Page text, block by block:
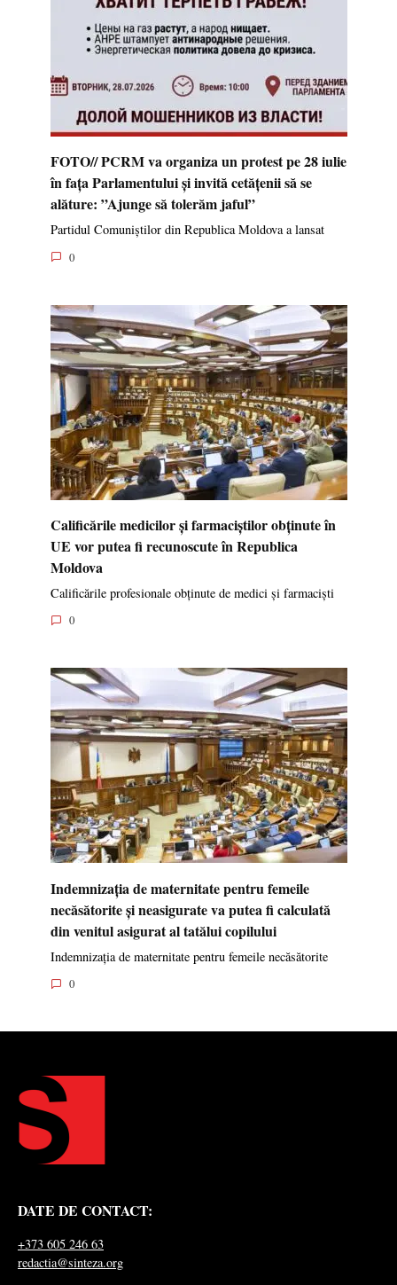
FOTO// PCRM va organiza un protest pe 28 iulie
în fața Parlamentului și invită cetățenii să se
alăture: ”Ajunge să tolerăm jaful”
Partidul Comuniștilor din Republica Moldova a lansat
0
Calificările medicilor și farmaciștilor obținute în
UE vor putea fi recunoscute în Republica
Moldova
Calificările profesionale obținute de medici și farmaciști
0
Indemnizația de maternitate pentru femeile
necăsătorite și neasigurate va putea fi calculată
din venitul asigurat al tatălui copilului
Indemnizația de maternitate pentru femeile necăsătorite
0
DATE DE CONTACT:
+373 605 246 63
redactia@sinteza.org